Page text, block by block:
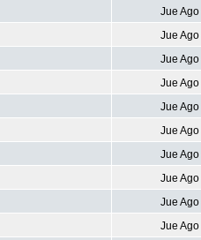
Jue
Jue
Jue
Jue
Jue
Jue
Jue
Jue
Jue
Jue